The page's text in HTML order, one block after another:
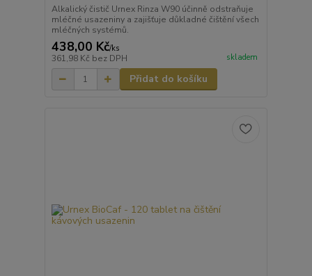
Alkalický čistič Urnex Rinza W90 účinně odstraňuje
mléčné usazeniny a zajišťuje důkladné čištění všech
mléčných systémů.
438,00 Kč/ks
361,98 Kč bez DPH skladem
Přidat do košíku